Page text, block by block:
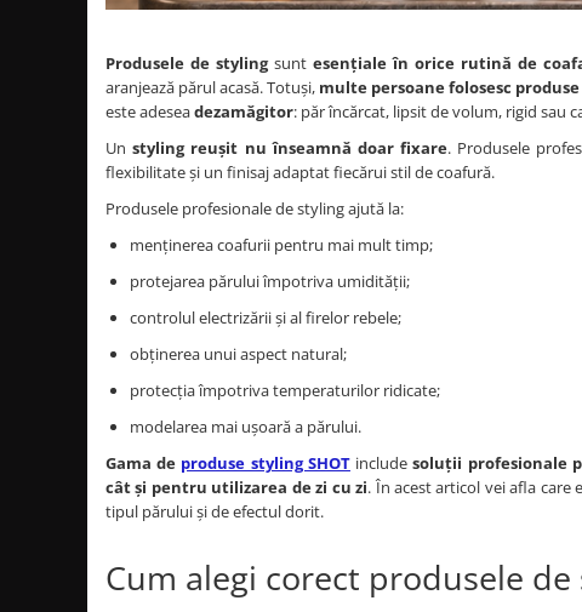
Boluri pentru vopsit parul
Aparatura coafor
Aparate de sterilizat
profesionala
Placi de indreptat parul
Uscatoare de par | feonuri
Difuzor pentru uscator de par |
Bijuterii par
Cleme de par
Kit laminare gene si sprancene
Produsele de stylingsunt esențiale în orice rutină de
aranjează părul acasă. Totuși, multe persoane folosesc
este adeseadezamăgitor: păr încărcat, lipsit de volum, rigid sau
Unstyling reușit nu înseamnă doar fixare. Produsele
flexibilitate și un finisaj adaptat fiecărui stil de coafură.
Produsele profesionale de styling ajută la:
menținerea coafurii pentru mai mult timp;
protejarea părului împotriva umidității;
controlul electrizării și al firelor rebele;
obținerea unui aspect natural;
protecția împotriva temperaturilor ridicate;
modelarea mai ușoară a părului.
Gama de produse styling SHOTincludesoluții profesionale
cât și pentru utilizarea de zi cu zi. În acest articol vei afla
tipul părului și de efectul dorit.
Cum alegi corect produsele de